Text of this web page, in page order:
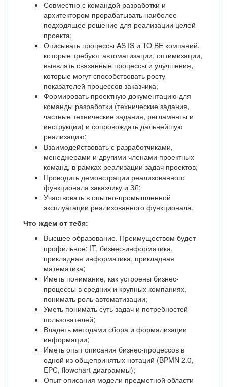
Совместно с командой разработки и
архитектором прорабатывать наиболее
подходящее решение для реализации целей
проекта;
Описывать процессы AS IS и TO BE компаний,
которые требуют автоматизации, оптимизации,
выявлять связанные процессы и улучшения,
которые могут способствовать росту
показателей процессов заказчика;
Формировать проектную документацию для
команды разработки (технические задания,
частные технические задания, регламенты и
инструкции) и сопровождать дальнейшую
реализацию;
Взаимодействовать с разработчиками,
менеджерами и другими членами проектных
команд, в рамках реализации задач проектов;
Проводить демонстрации реализованного
функционала заказчику и ЗЛ;
Участвовать в опытно-промышленной
эксплуатации реализованного функционала.
Что ждем от тебя:
Высшее образование. Преимуществом будет
профильное: IT, бизнес-информатика,
прикладная информатика, прикладная
математика;
Иметь понимание, как устроены бизнес-
процессы в средних и крупных компаниях,
понимать роль автоматизации;
Уметь понимать суть задач и потребностей
пользователей;
Владеть методами сбора и формализации
информации;
Иметь опыт описания бизнес-процессов в
одной из общепринятых нотаций (BPMN 2.0,
EPC, flowchart диаграммы);
Опыт описания модели предметной области